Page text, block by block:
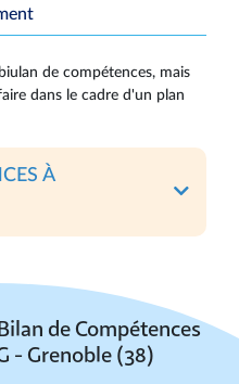
de compétences, mais
dans le cadre d'un plan
À
de Compétences
- Grenoble (38)